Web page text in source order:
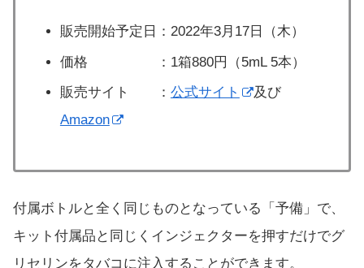
販売開始予定日：2022年3月17日（木）
価格 ：1箱880円（5mL 5本）
販売サイト ： 公式サイト
及び
Amazon
付属ボトルと全く同じものとなっている「予備」で、
キット付属品と同じくインジェクターを押すだけでグ
リセリンをタバコに注入することができます。